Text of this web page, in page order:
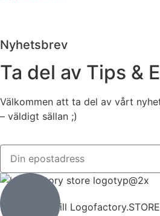
Nyhetsbrev
Ta del av Tips &
Välkommen att ta del av vårt
– väldigt sällan ;)
Välkommen till